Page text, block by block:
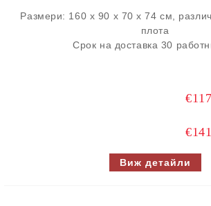
Размери: 160 х 90 х 70 х 74 см,
плота
Срок на доставка 30
Виж детайли